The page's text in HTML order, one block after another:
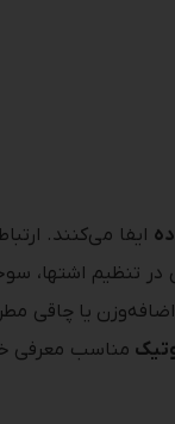
ایفا می‌کنند.
تنظیم اشتها،
یا چاقی
مناسب معرفی